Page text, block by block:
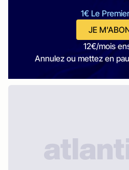
1€ Le
JE
12€/mois
Annulez ou mettez en